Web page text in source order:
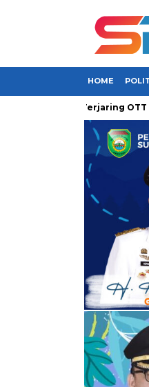
HOME
Terjaring OTT Kejati